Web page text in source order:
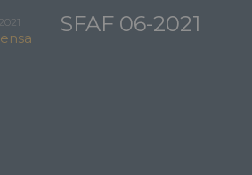
SFAF 06-2021